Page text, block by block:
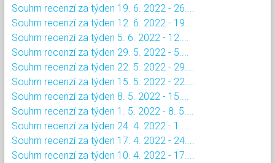
Souhrn recenzí za týden 19. 6. 2022 - 26....
Souhrn recenzí za týden 12. 6. 2022 - 19....
Souhrn recenzí za týden 5. 6. 2022 - 12....
Souhrn recenzí za týden 29. 5. 2022 - 5....
Souhrn recenzí za týden 22. 5. 2022 - 29....
Souhrn recenzí za týden 15. 5. 2022 - 22....
Souhrn recenzí za týden 8. 5. 2022 - 15....
Souhrn recenzí za týden 1. 5. 2022 - 8. 5....
Souhrn recenzí za týden 24. 4. 2022 - 1....
Souhrn recenzí za týden 17. 4. 2022 - 24....
Souhrn recenzí za týden 10. 4. 2022 - 17....